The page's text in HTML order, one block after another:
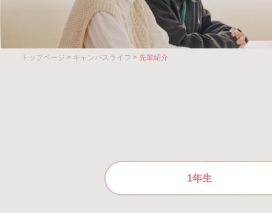
トップページ > キャンパスライフ > 先輩紹介
1年生